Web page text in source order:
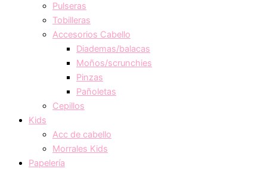
Pulseras
Tobilleras
Accesorios Cabello
Diademas/balacas
Moños/scrunchies
Pinzas
Pañoletas
Cepillos
Kids
Acc de cabello
Morrales Kids
Papelería